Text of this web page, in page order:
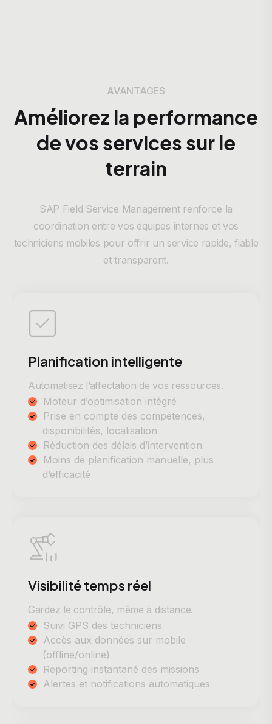
AVANTAGES
Améliorez la performance
de vos services sur le
terrain
SAP Field Service Management renforce la
coordination entre vos équipes internes et vos
techniciens mobiles pour offrir un service rapide, fiable
et transparent.
Planification intelligente
Automatisez l’affectation de vos ressources.
Moteur d’optimisation intégré
Prise en compte des compétences,
disponibilités, localisation
Réduction des délais d’intervention
Moins de planification manuelle, plus
d’efficacité
Visibilité temps réel
Gardez le contrôle, même à distance.
Suivi GPS des techniciens
Accès aux données sur mobile
(offline/online)
Reporting instantané des missions
Alertes et notifications automatiques